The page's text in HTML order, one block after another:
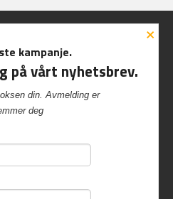
Sikkerhet og personvern
6522 Frei Tlf.
997 417 542
kjøpsopplevelse og
×
kampanje.
på vårt nyhetsbrev.
din. Avmelding er
deg